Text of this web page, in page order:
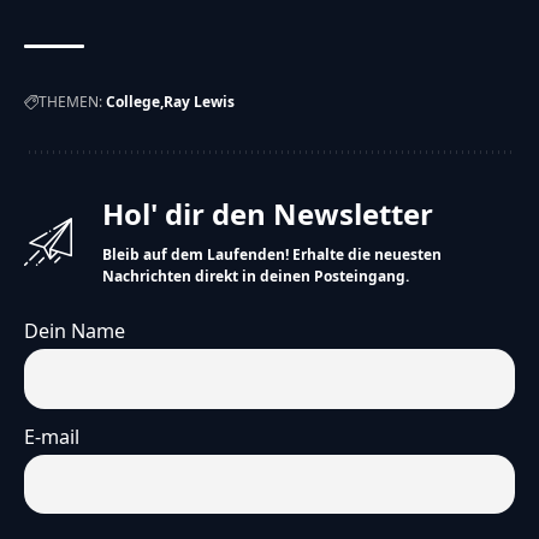
nie als Trainer gearbeitet. Aber er wohnt in der Nähe
von Florida Atlantic.
Er hat schon für Florida Atlantic gearbeitet.
Florida Atlantic muss schnell einen neuen Trainer
THEMEN:College Ray Lewis
Hol' dir den Newsletter
Bleib auf dem Laufenden! Erhalte die neuesten
Nachrichten direkt in deinen Posteingang.
Dein Name
E-mail